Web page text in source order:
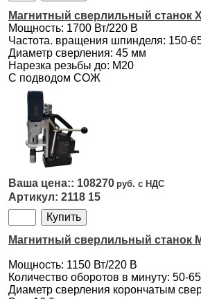
Магнитный сверлильный станок
Мощность: 1700 Вт/220 В
Частота. вращения шпинделя: 150-
Диаметр сверления: 45 мм
Нарезка резьбы до: М20
С подводом СОЖ
108270
2118 15
Магнитный сверлильный станок
Мощность: 1150 Вт/220 В
Количество оборотов в минуту: 50-
Диаметр сверления корончатым